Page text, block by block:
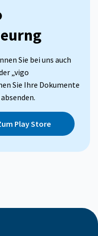
Sie bei uns auch
„vigo
Sie Ihre Dokumente
Play Store